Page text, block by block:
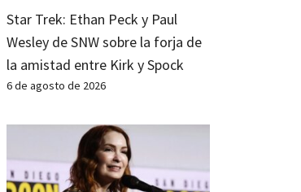
Star Trek: Ethan Peck y Paul
Wesley de SNW sobre la forja de
la amistad entre Kirk y Spock
6 de agosto de 2026